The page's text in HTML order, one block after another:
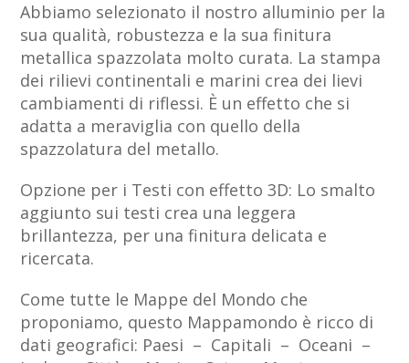
Abbiamo selezionato il nostro alluminio per la
sua qualità, robustezza e la sua finitura
metallica spazzolata molto curata. La stampa
dei rilievi continentali e marini crea dei lievi
cambiamenti di riflessi. È un effetto che si
adatta a meraviglia con quello della
spazzolatura del metallo.
Opzione per i Testi con effetto 3D: Lo smalto
aggiunto sui testi crea una leggera
brillantezza, per una finitura delicata e
ricercata.
Come tutte le Mappe del Mondo che
proponiamo, questo Mappamondo è ricco di
dati geografici: Paesi – Capitali – Oceani –